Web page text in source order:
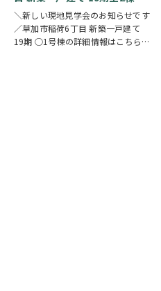
＼新しい現地見学会のお知らせです
／草加市稲荷6丁目 新築一戸建て
19期 ○1号棟の詳細情報はこちら